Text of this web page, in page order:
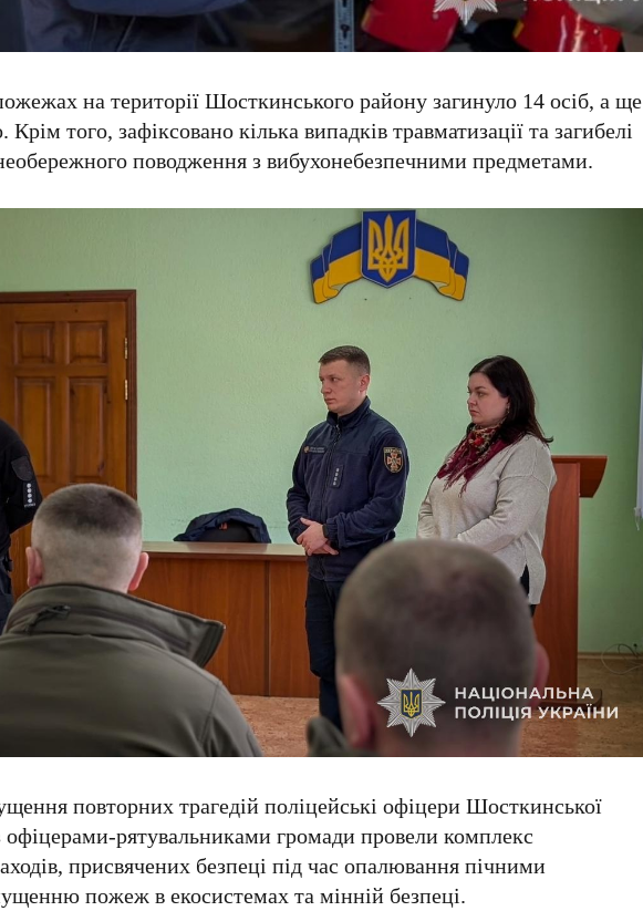
на території Шосткинського району загинуло 14 осіб, а ще
того, зафіксовано кілька випадків травматизації та загибелі
поводження з вибухонебезпечними предметами.
повторних трагедій поліцейські офіцери Шосткинської
офіцерами-рятувальниками громади провели комплекс
присвячених безпеці під час опалювання пічними
пожеж в екосистемах та мінній безпеці.